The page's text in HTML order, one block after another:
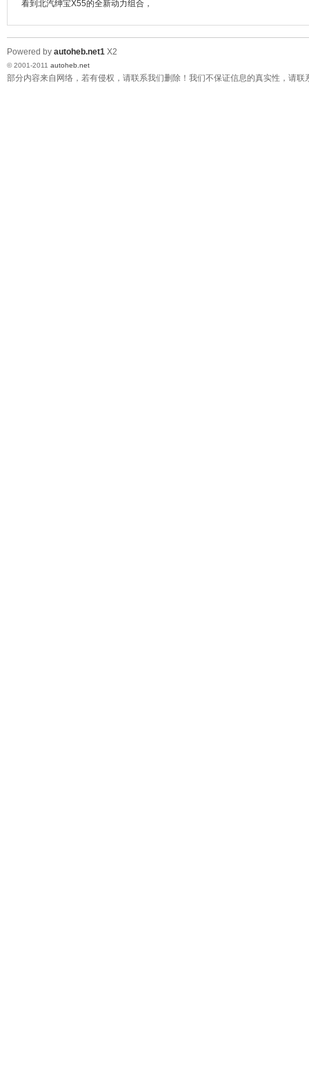
决胜终端 昌河铃木用服务赢得信赖
看到北汽绅宝X55的全新动力组合，
Powered by autoheb.net1 X2
© 2001-2011 autoheb.net
部分内容来自网络，若有侵权，请联系我们删除！我们不保证信息的真实性，请联